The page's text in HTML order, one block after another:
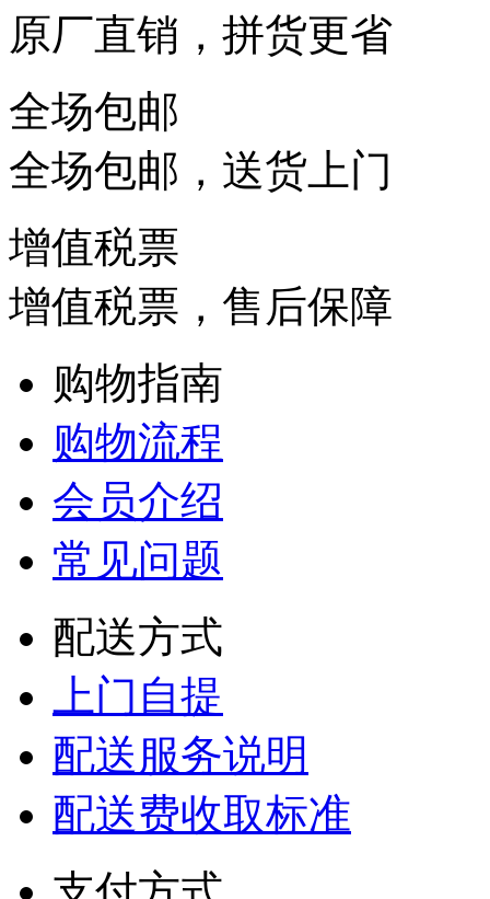
原厂直销，拼货更省
全场包邮
全场包邮，送货上门
增值税票
增值税票，售后保障
购物指南
购物流程
会员介绍
常见问题
配送方式
上门自提
配送服务说明
配送费收取标准